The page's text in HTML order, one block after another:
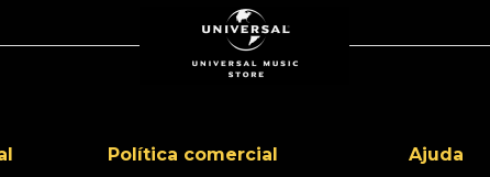
Política comercial Ajuda